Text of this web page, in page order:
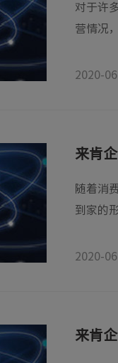
对于许
营情况
2020-
来肯
随着消
到家的
2020-
来肯